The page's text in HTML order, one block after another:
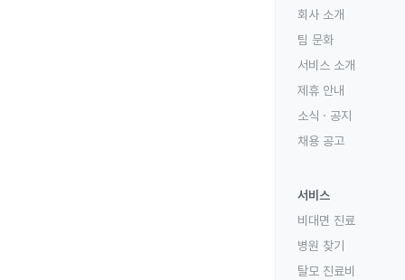
회사 소개
팀 문화
서비스 소개
제휴 안내
소식 · 공지
채용 공고
서비스
비대면 진료
병원 찾기
탈모 진료비